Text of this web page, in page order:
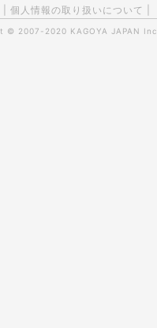
個人情報の取り扱いについて
© 2007-2020 KAGOYA JAPAN Inc.